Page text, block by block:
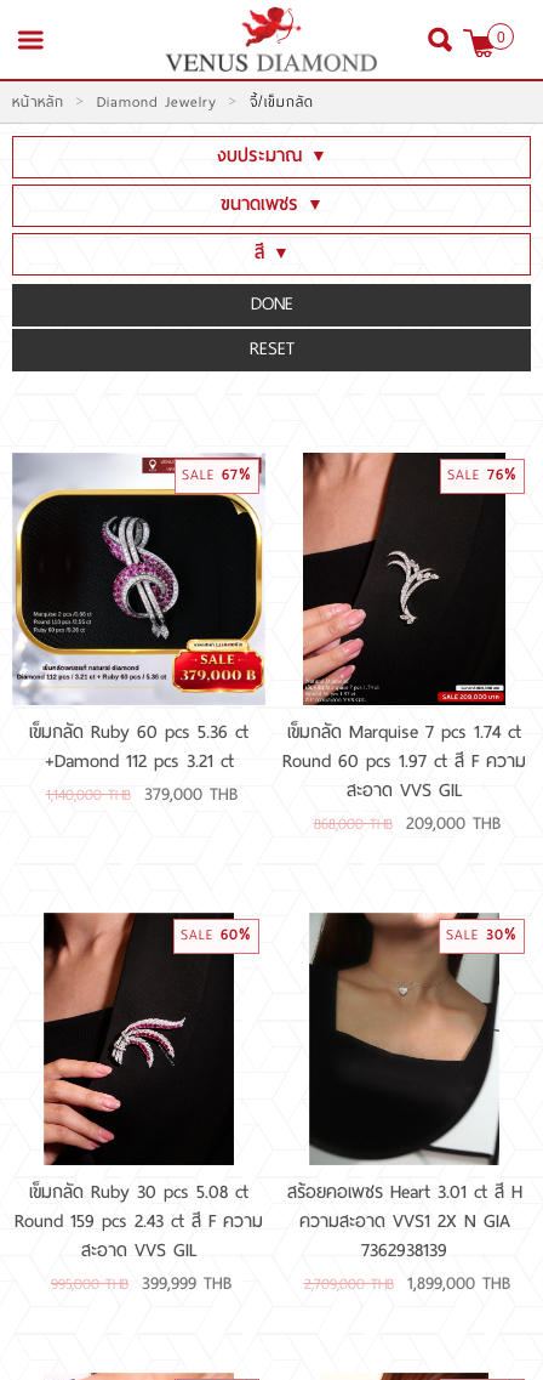
เข้าสู่ระบบ สมัครสมาชิก
หน้าหลัก
สั่งเพชร GIA นำเข้า
RARE DIAMOND
ติดต่อเรา
เกี่ยวกับเรา
รีวิวลูกค้า
0
หน้าหลัก > Diamond Jewelry > จี้/เข็มกลัด
งบประมาณ ▼
100,001 - 300,000
300,001 - 600,000
ขนาดเพชร ▼
1CT - 1.99CT
2CT - 2.99CT
3CT - 3.99CT
สี ▼
Fancy color[Green,Pink,Blue .etc]
D E F (น้ำ 100-99-98)(Colorless)
K-Z (น้ำ 93 และต่ำกว่า)
SALE 67%
เข็มกลัด Ruby 60 pcs 5.36 ct
+Damond 112 pcs 3.21 ct
1,140,000 THB 379,000 THB
SALE 76%
เข็มกลัด Marquise 7 pcs 1.74 ct
Round 60 pcs 1.97 ct สี F ความ
สะอาด VVS GIL
868,000 THB 209,000 THB
SALE 60%
เข็มกลัด Ruby 30 pcs 5.08 ct
Round 159 pcs 2.43 ct สี F ความ
สะอาด VVS GIL
995,000 THB 399,999 THB
SALE 30%
สร้อยคอเพชร Heart 3.01 ct สี H
ความสะอาด VVS1 2X N GIA
7362938139
2,709,000 THB 1,899,000 THB